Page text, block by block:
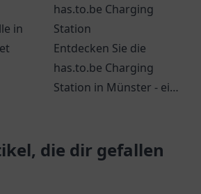
in
has.to.be Charging
Station
Entdecken Sie die
has.to.be Charging
Station in Münster - ein
Autofahrer mit
großartigen
die dir gefallen